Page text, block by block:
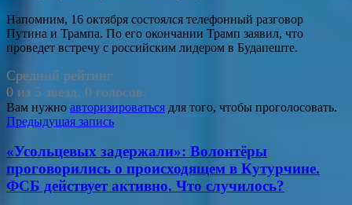
Напомним, 16 октября состоялся телефонный разговор
Путина и Трампа. По его окончании Трамп заявил, что
проведет встречу с российским лидером в Будапеште.
Средний рейтинг
0 из 5 звезд. 0 голосов.
Вам нужно авторизироваться для того, чтобы проголосовать.
Навигация
по
записям
Предыдущая запись
«Усольцевых задержали»: Волонтёры
проговорились о происходящем в Кутурчине.
ФСБ действует активно. Что случилось?